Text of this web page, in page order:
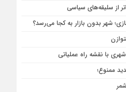
از سلیقه‌های سیاسی
شهر بدون بازار به کجا می‌رسد؟
با نقشه راه عملیاتی
ممنوع؛